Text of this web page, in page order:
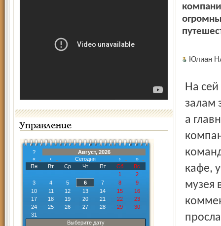
Управление
?
Август, 2026
«
‹ Сегодня ›
»
Пн
Вт Ср Чт Пт Сб
Вс
1
2
3
4 5 6 7 8
9
10
11 12 13 14 15
16
17
18 19 20 21 22
23
24
25 26 27 28 29
30
31
Выберите дату
Юлиан
На сей раз наши виртуальные странствия проходили по
залам
а
кафе,
музея